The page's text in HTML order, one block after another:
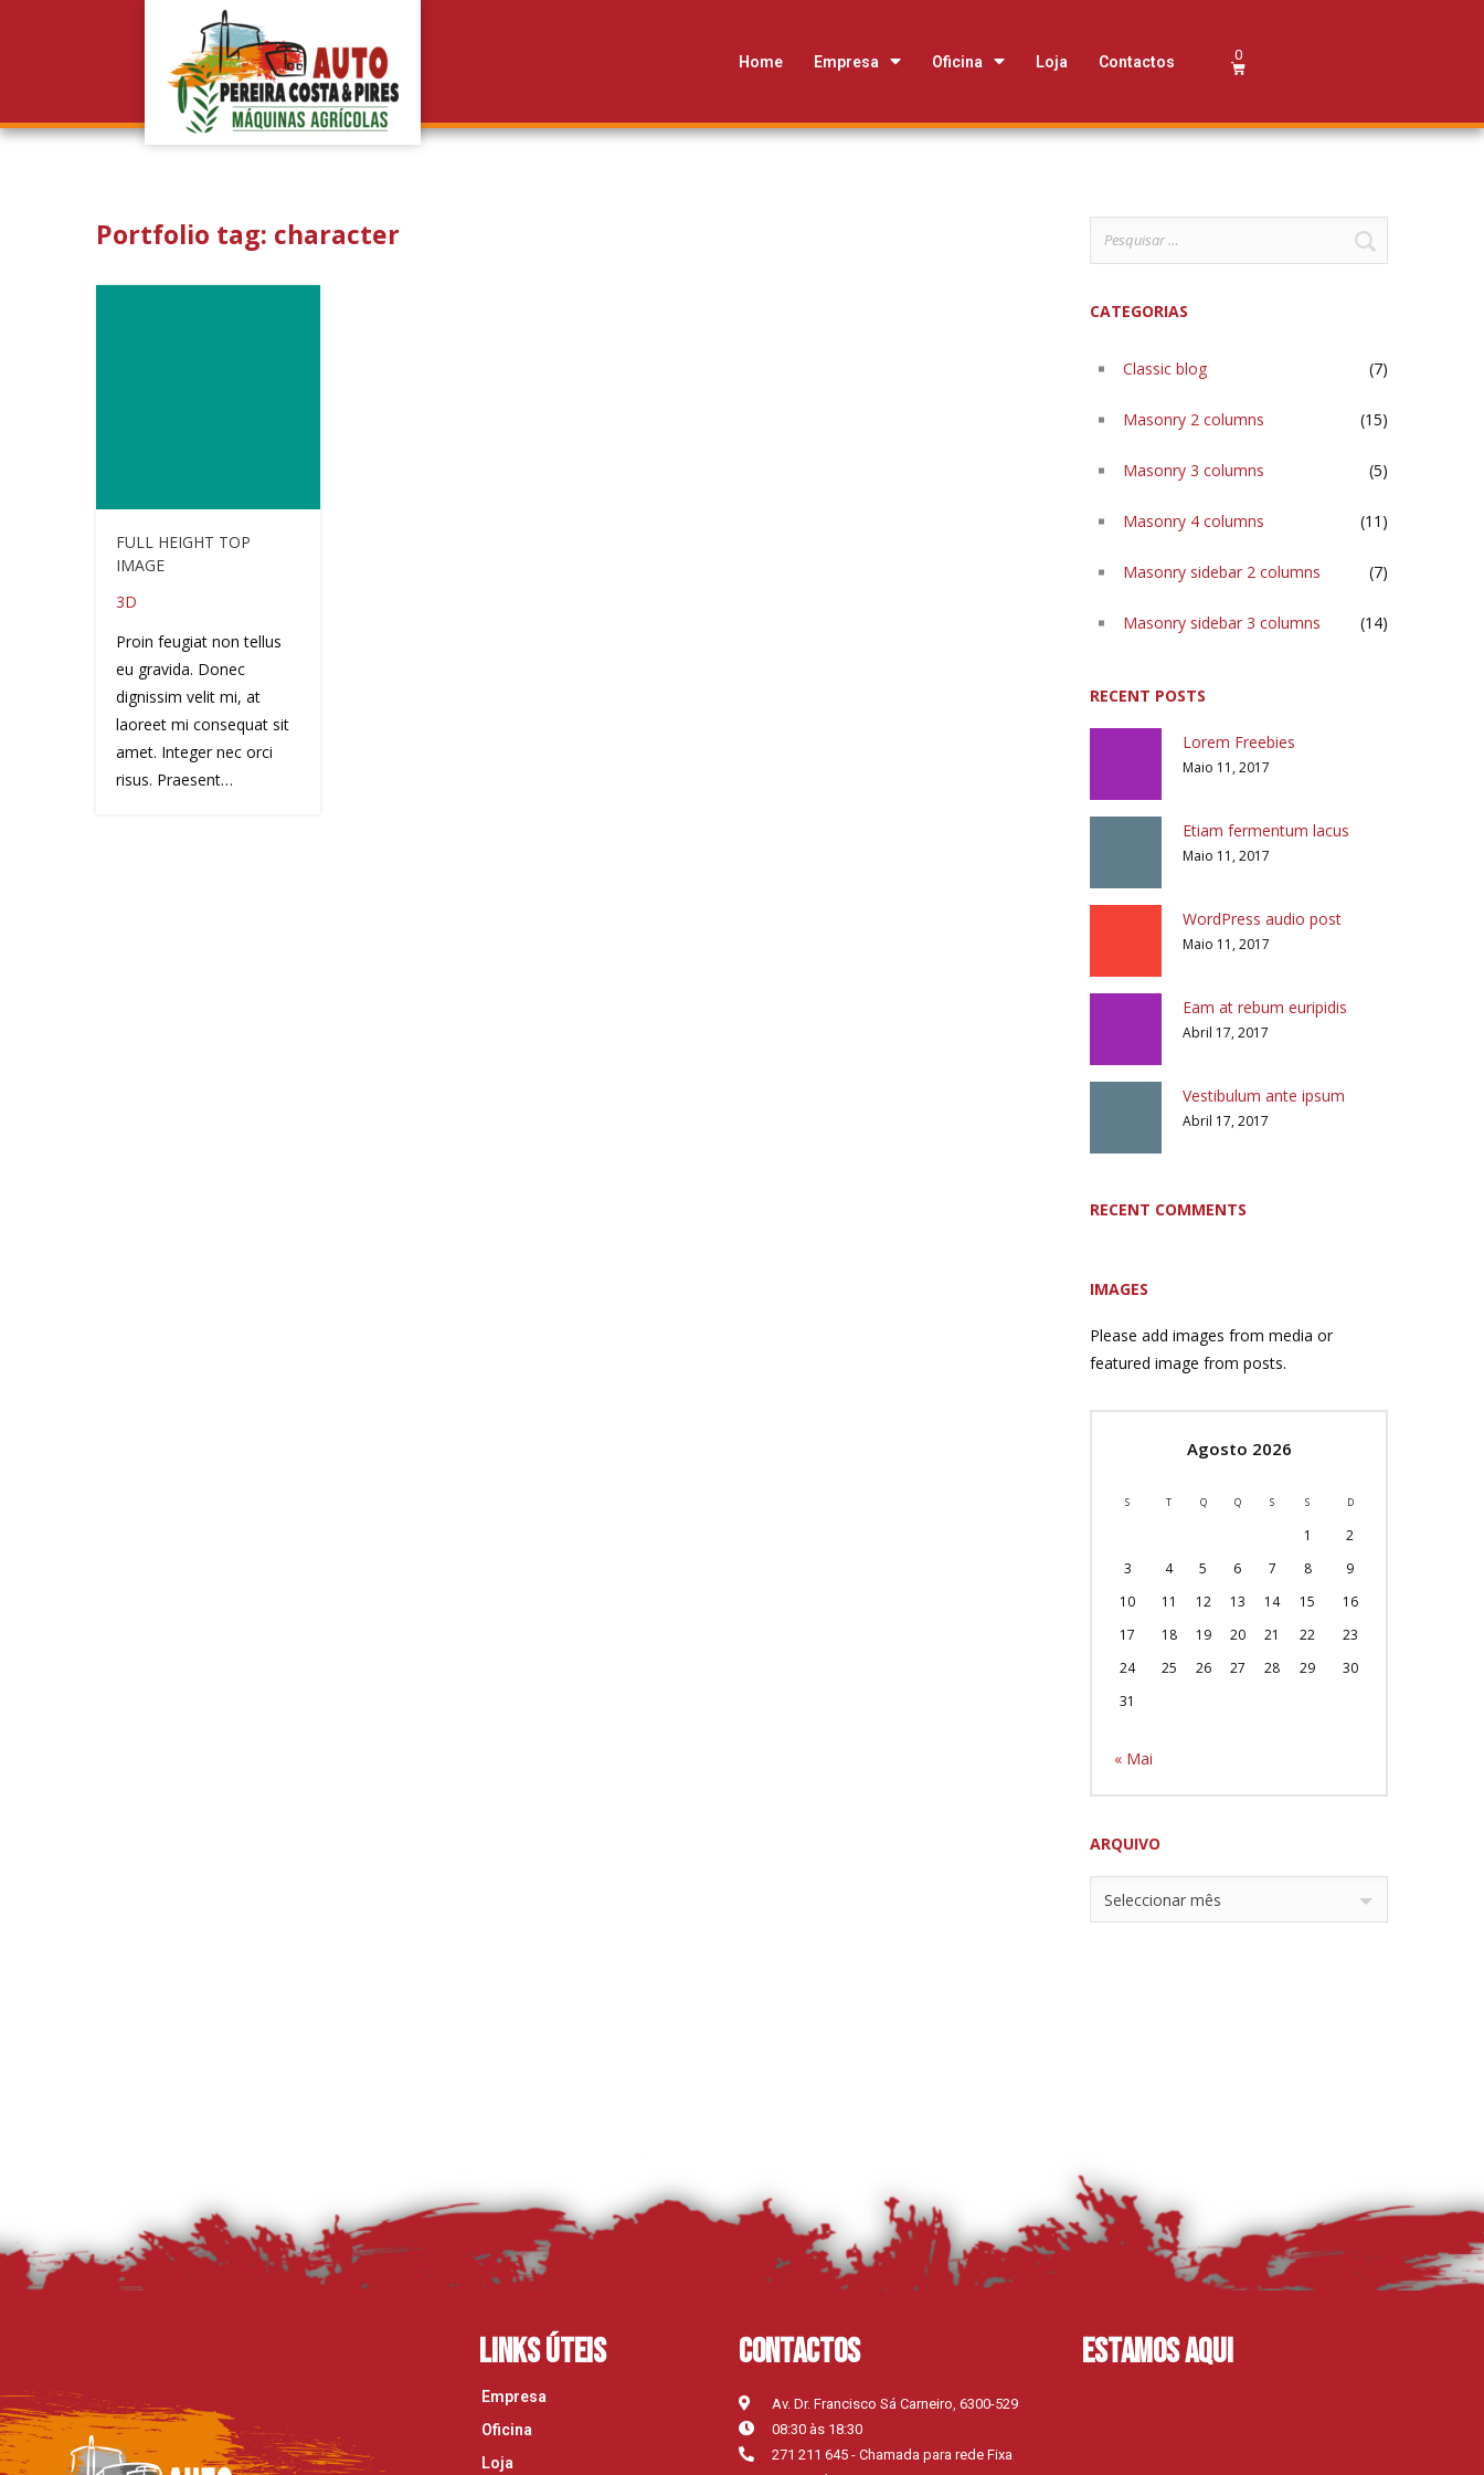
Home Empresa Oficina Loja Contactos
Portfolio tag: character
FULL HEIGHT TOP
IMAGE
3D
Proin feugiat non tellus
eu gravida. Donec
dignissim velit mi, at
laoreet mi consequat sit
amet. Integer nec orci
risus. Praesent…
CATEGORIAS
Classic blog (7)
Masonry 2 columns (15)
Masonry 3 columns (5)
Masonry 4 columns (11)
Masonry sidebar 2 columns (7)
Masonry sidebar 3 columns (14)
RECENT POSTS
Lorem Freebies
Maio 11, 2017
Etiam fermentum lacus
Maio 11, 2017
WordPress audio post
Maio 11, 2017
Eam at rebum euripidis
Abril 17, 2017
Vestibulum ante ipsum
Abril 17, 2017
RECENT COMMENTS
IMAGES
Please add images from media or
featured image from posts.
Agosto 2026
S T Q Q S S D
1
2
3
4 5 6 7 8
9
10
11 12 13 14 15
16
17
18 19 20 21 22
23
24
25 26 27 28 29
30
31
« Mai
ARQUIVO
Seleccionar mês
Links Úteis
Empresa
Oficina
Loja
Contactos
Av. Dr. Francisco Sá Carneiro, 6300-529
08:30 às 18:30
271 211 645 - Chamada para rede Fixa
Estamos aqui